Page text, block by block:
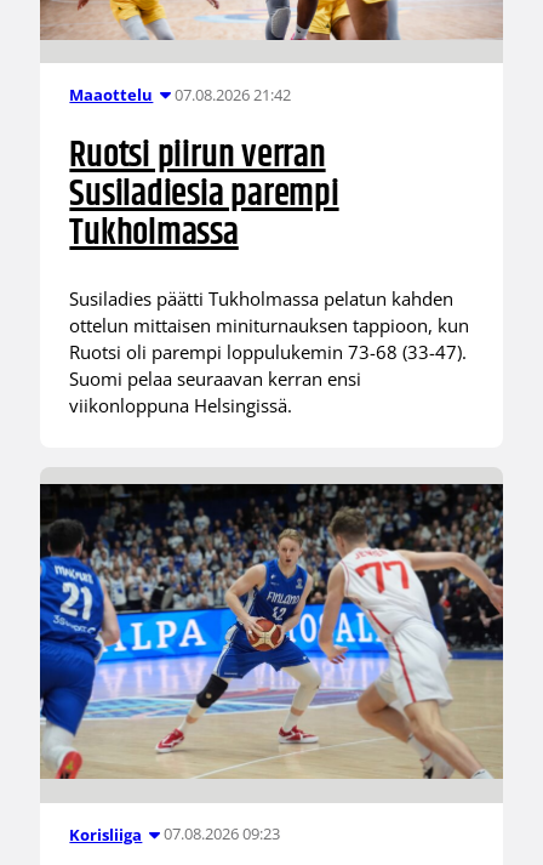
Maaottelu 07.08.2026 21:42
Ruotsi piirun verran
Susiladiesia parempi
Tukholmassa
Susiladies päätti Tukholmassa pelatun kahden
ottelun mittaisen miniturnauksen tappioon, kun
Ruotsi oli parempi loppulukemin 73-68 (33-47).
Suomi pelaa seuraavan kerran ensi
viikonloppuna Helsingissä.
Korisliiga 07.08.2026 09:23